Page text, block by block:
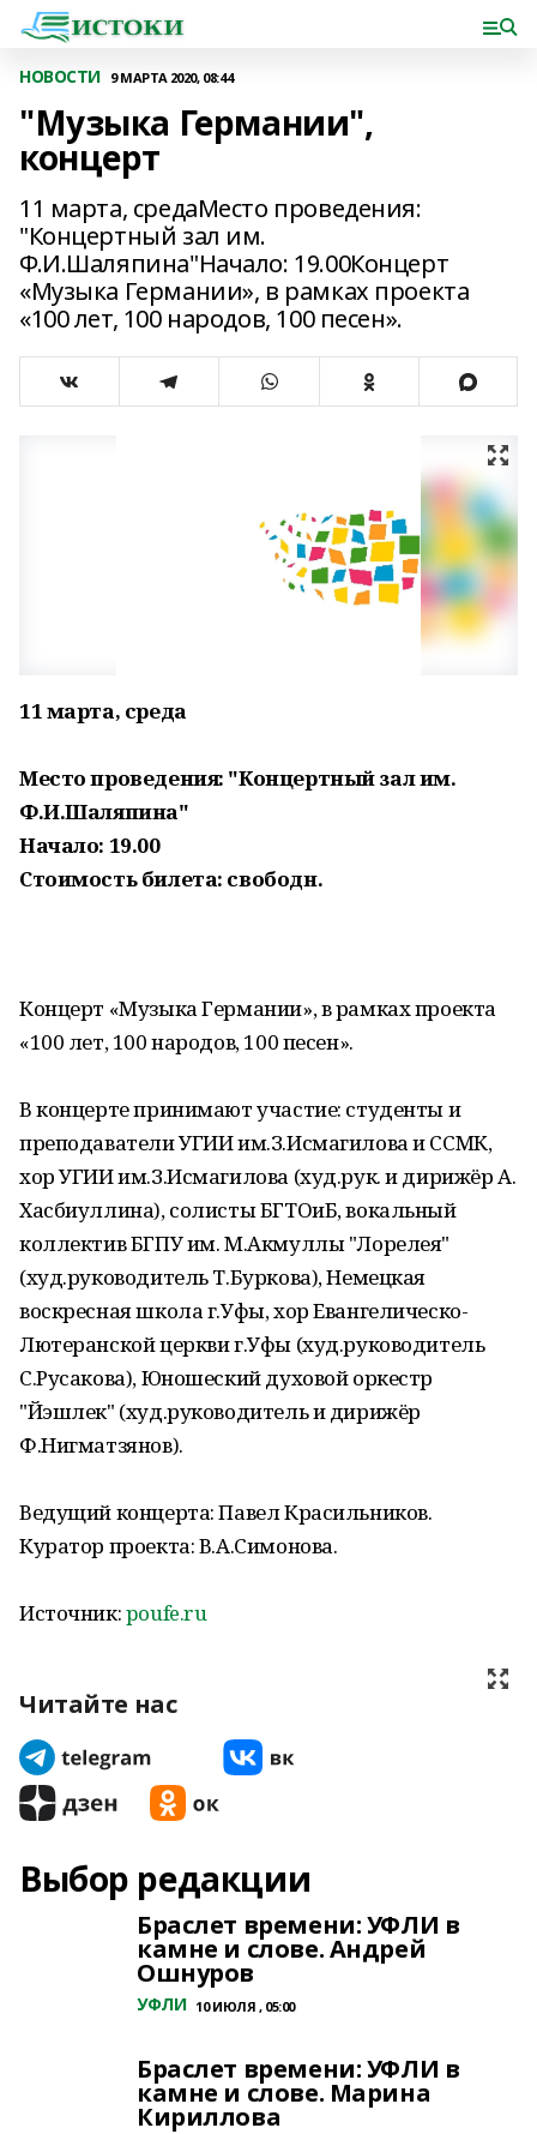
НОВОСТИ 9 МАРТА 2020, 08:44
"Музыка Германии",
концерт
11 марта, средаМесто проведения:
"Концертный зал им.
Ф.И.Шаляпина"Начало: 19.00Концерт
«Музыка Германии», в рамках проекта
«100 лет, 100 народов, 100 песен».
11 марта, среда
Место проведения: "Концертный зал им.
Ф.И.Шаляпина"
Начало: 19.00
Стоимость билета: свободн.
Концерт «Музыка Германии», в рамках проекта
«100 лет, 100 народов, 100 песен».
В концерте принимают участие: студенты и
преподаватели УГИИ им.З.Исмагилова и ССМК,
хор УГИИ им.З.Исмагилова (худ.рук. и дирижёр А.
Хасбиуллина), солисты БГТОиБ, вокальный
коллектив БГПУ им. М.Акмуллы "Лорелея"
(худ.руководитель Т.Буркова), Немецкая
воскресная школа г.Уфы, хор Евангелическо-
Лютеранской церкви г.Уфы (худ.руководитель
С.Русакова), Юношеский духовой оркестр
"Йэшлек" (худ.руководитель и дирижёр
Ф.Нигматзянов).
Ведущий концерта: Павел Красильников.
Куратор проекта: В.А.Симонова.
Источник:poufe.ru
Читайте нас
Выбор редакции
Браслет времени: УФЛИ в
камне и слове. Андрей
Ошнуров
УФЛИ 10 ИЮЛЯ , 05:00
Браслет времени: УФЛИ в
камне и слове. Марина
Кириллова